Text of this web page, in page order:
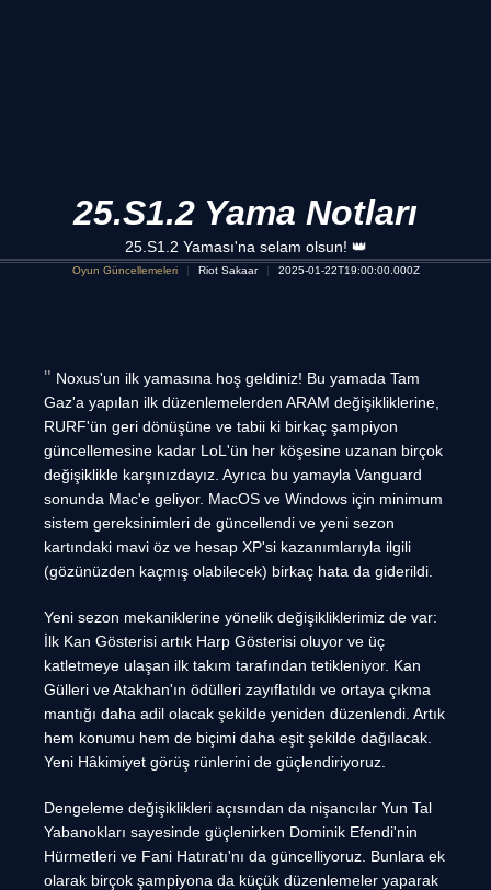
25.S1.2 Yama Notları
25.S1.2 Yaması'na selam olsun! 👑
Oyun Güncellemeleri Riot Sakaar 2025-01-22T19:00:00.000Z
Noxus'un ilk yamasına hoş geldiniz! Bu yamada Tam
Gaz'a yapılan ilk düzenlemelerden ARAM değişikliklerine,
RURF'ün geri dönüşüne ve tabii ki birkaç şampiyon
güncellemesine kadar LoL'ün her köşesine uzanan birçok
değişiklikle karşınızdayız. Ayrıca bu yamayla Vanguard
sonunda Mac'e geliyor. MacOS ve Windows için minimum
sistem gereksinimleri de güncellendi ve yeni sezon
kartındaki mavi öz ve hesap XP'si kazanımlarıyla ilgili
(gözünüzden kaçmış olabilecek) birkaç hata da giderildi.
Yeni sezon mekaniklerine yönelik değişikliklerimiz de var:
İlk Kan Gösterisi artık Harp Gösterisi oluyor ve üç
katletmeye ulaşan ilk takım tarafından tetikleniyor. Kan
Gülleri ve Atakhan'ın ödülleri zayıflatıldı ve ortaya çıkma
mantığı daha adil olacak şekilde yeniden düzenlendi. Artık
hem konumu hem de biçimi daha eşit şekilde dağılacak.
Yeni Hâkimiyet görüş rünlerini de güçlendiriyoruz.
Dengeleme değişiklikleri açısından da nişancılar Yun Tal
Yabanokları sayesinde güçlenirken Dominik Efendi'nin
Hürmetleri ve Fani Hatıratı'nı da güncelliyoruz. Bunlara ek
olarak birçok şampiyona da küçük düzenlemeler yaparak